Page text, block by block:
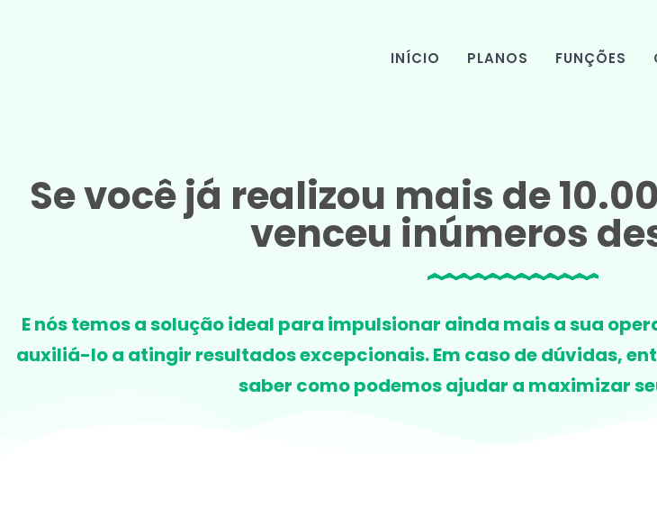
INÍCIO PLANOS FUNÇÕES
Se você já realizou mais de
venceu inúmeros
E nós temos a solução ideal para impulsionar ainda mais a sua
auxiliá-lo a atingir resultados excepcionais. Em caso de dúvidas,
saber como podemos ajudar a maximizar